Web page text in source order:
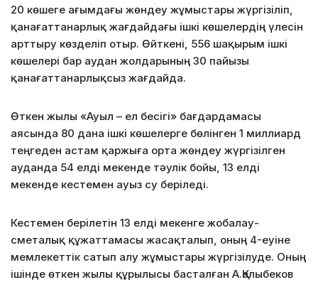
20 көшеге ағымдағы жөндеу жұмыстары жүргізіліп,
қанағаттанарлық жағдайдағы ішкі көшелердің үлесін
арттыру көзделіп отыр. Өйткені, 556 шақырым ішкі
көшелері бар аудан жолдарының 30 пайызы
қанағаттанарлықсыз жағдайда.
Өткен жылы «Ауыл – ел бесігі» бағдардамасы
аясында 80 дана ішкі көшелерге бөлінген 1 миллиард
теңгеден астам қаржыға орта жөндеу жүргізілген
ауданда 54 елді мекенде тәулік бойы, 13 елді
мекенде кестемен ауыз су беріледі.
Кестемен берілетін 13 елді мекенге жобалау-
сметалық құжаттамасы жасақталып, оның 4-еуіне
мемлекеттік сатып алу жұмыстары жүргізілуде. Оның
ішінде өткен жылы құрылысы басталған А.Қалыбеков